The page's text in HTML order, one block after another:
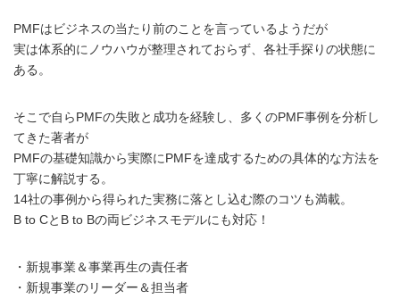
PMFはビジネスの当たり前のことを言っているようだが
実は体系的にノウハウが整理されておらず、各社手探りの状態に
ある。
そこで自らPMFの失敗と成功を経験し、多くのPMF事例を分析し
てきた著者が
PMFの基礎知識から実際にPMFを達成するための具体的な方法を
丁寧に解説する。
14社の事例から得られた実務に落とし込む際のコツも満載。
B to CとB to Bの両ビジネスモデルにも対応！
・新規事業＆事業再生の責任者
・新規事業のリーダー＆担当者